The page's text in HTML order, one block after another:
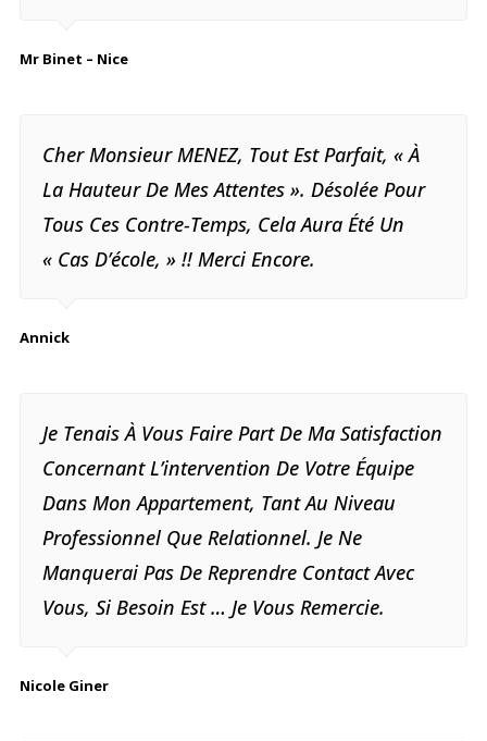
Mr Binet – Nice
Cher Monsieur MENEZ, Tout Est Parfait, « À
La Hauteur De Mes Attentes ». Désolée Pour
Tous Ces Contre-Temps, Cela Aura Été Un
« Cas D’école, » !! Merci Encore.
Annick
Je Tenais À Vous Faire Part De Ma Satisfaction
Concernant L’intervention De Votre Équipe
Dans Mon Appartement, Tant Au Niveau
Professionnel Que Relationnel. Je Ne
Manquerai Pas De Reprendre Contact Avec
Vous, Si Besoin Est … Je Vous Remercie.
Nicole Giner